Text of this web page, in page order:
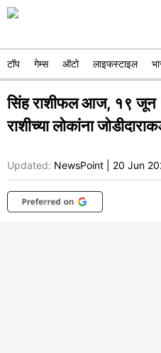
टॉप गेम्स ऑटो लाइफस्टाइल
सिंह राशीफल आज, १९ जून
राशीच्या लोकांना
Updated: NewsPoint 20 Jun